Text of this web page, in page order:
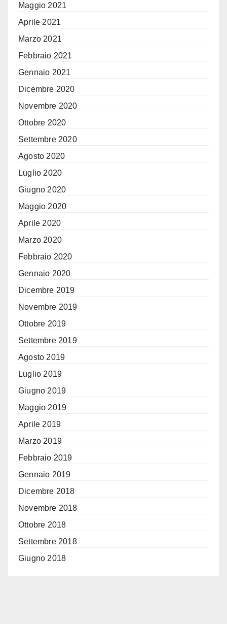
Maggio 2021
Aprile 2021
Marzo 2021
Febbraio 2021
Gennaio 2021
Dicembre 2020
Novembre 2020
Ottobre 2020
Settembre 2020
Agosto 2020
Luglio 2020
Giugno 2020
Maggio 2020
Aprile 2020
Marzo 2020
Febbraio 2020
Gennaio 2020
Dicembre 2019
Novembre 2019
Ottobre 2019
Settembre 2019
Agosto 2019
Luglio 2019
Giugno 2019
Maggio 2019
Aprile 2019
Marzo 2019
Febbraio 2019
Gennaio 2019
Dicembre 2018
Novembre 2018
Ottobre 2018
Settembre 2018
Giugno 2018